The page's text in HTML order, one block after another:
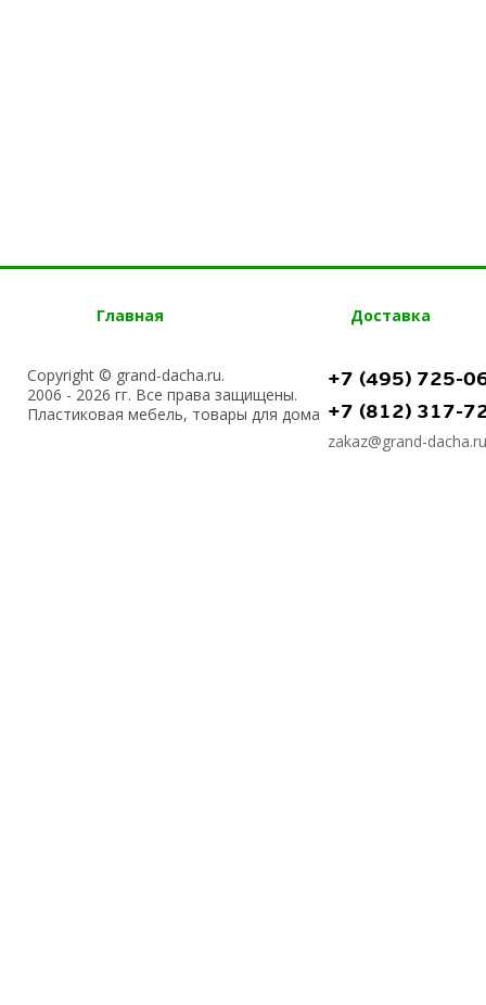
Главная Доставка
Copyright © grand-dacha.ru.
2006 - 2026 гг. Все права защищены.
Пластиковая мебель, товары для дома
+7 (495) 725-
+7 (812) 317-
zakaz@grand-dacha.ru